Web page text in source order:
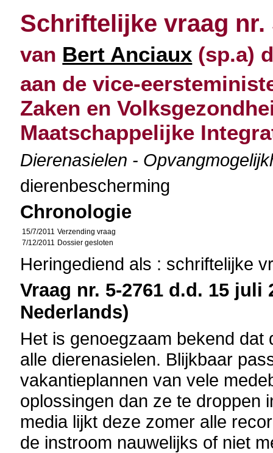
Schriftelijke vraag nr.
van Bert Anciaux (sp.a)
aan de vice-
Zaken en
Maatschappelijke
Dierenasielen -
dierenbescherming
Chronologie
15/7/2011 Verzending vraag
7/12/2011 Dossier gesloten
Heringediend als : schriftelijke
Vraag nr. 5-2761 d.d. 15 juli
Nederlands)
Het is genoegzaam bekend
alle dierenasielen. Blijkbaar
vakantieplannen van vele
oplossingen dan ze te droppen
media lijkt deze zomer alle
de instroom nauwelijks of niet